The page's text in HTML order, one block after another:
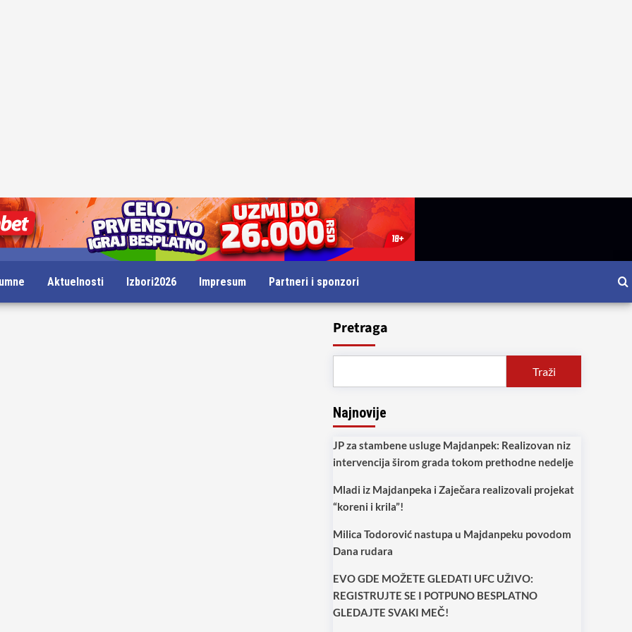
Aktuelnosti Izbori2026 Impresum Partneri i sponzori
Pretraga
Traži
Najnovije
JP za stambene usluge Majdanpek: Realizovan niz
intervencija širom grada tokom prethodne nedelje
Mladi iz Majdanpeka i Zaječara realizovali projekat
“koreni i krila”!
Milica Todorović nastupa u Majdanpeku povodom
Dana rudara
EVO GDE MOŽETE GLEDATI UFC UŽIVO:
REGISTRUJTE SE I POTPUNO BESPLATNO
GLEDAJTE SVAKI MEČ!